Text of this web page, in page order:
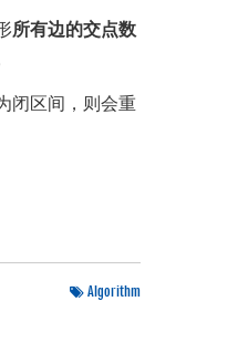
所有边的交点数
闭区间，则会重
Algorithm